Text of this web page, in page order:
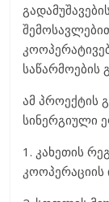
საწარმოების
ამ პროექტის
სინერგიული
1. კახეთის
კოოპერაციის